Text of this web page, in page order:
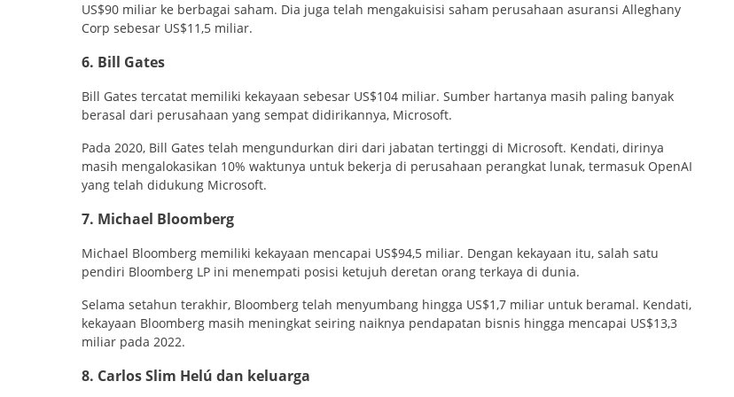
US$90 miliar ke berbagai saham. Dia juga telah mengakuisisi saham perusahaan asuransi Alleghany
Corp sebesar US$11,5 miliar.
6. Bill Gates
Bill Gates tercatat memiliki kekayaan sebesar US$104 miliar. Sumber hartanya masih paling banyak
berasal dari perusahaan yang sempat didirikannya, Microsoft.
Pada 2020, Bill Gates telah mengundurkan diri dari jabatan tertinggi di Microsoft. Kendati, dirinya
masih mengalokasikan 10% waktunya untuk bekerja di perusahaan perangkat lunak, termasuk OpenAI
yang telah didukung Microsoft.
7. Michael Bloomberg
Michael Bloomberg memiliki kekayaan mencapai US$94,5 miliar. Dengan kekayaan itu, salah satu
pendiri Bloomberg LP ini menempati posisi ketujuh deretan orang terkaya di dunia.
Selama setahun terakhir, Bloomberg telah menyumbang hingga US$1,7 miliar untuk beramal. Kendati,
kekayaan Bloomberg masih meningkat seiring naiknya pendapatan bisnis hingga mencapai US$13,3
miliar pada 2022.
8. Carlos Slim Helú dan keluarga